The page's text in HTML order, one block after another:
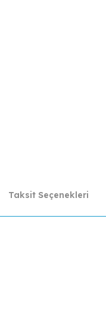
Taksit Seçenekleri